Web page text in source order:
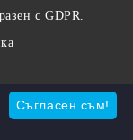
с GDPR.
Съгласен съм!